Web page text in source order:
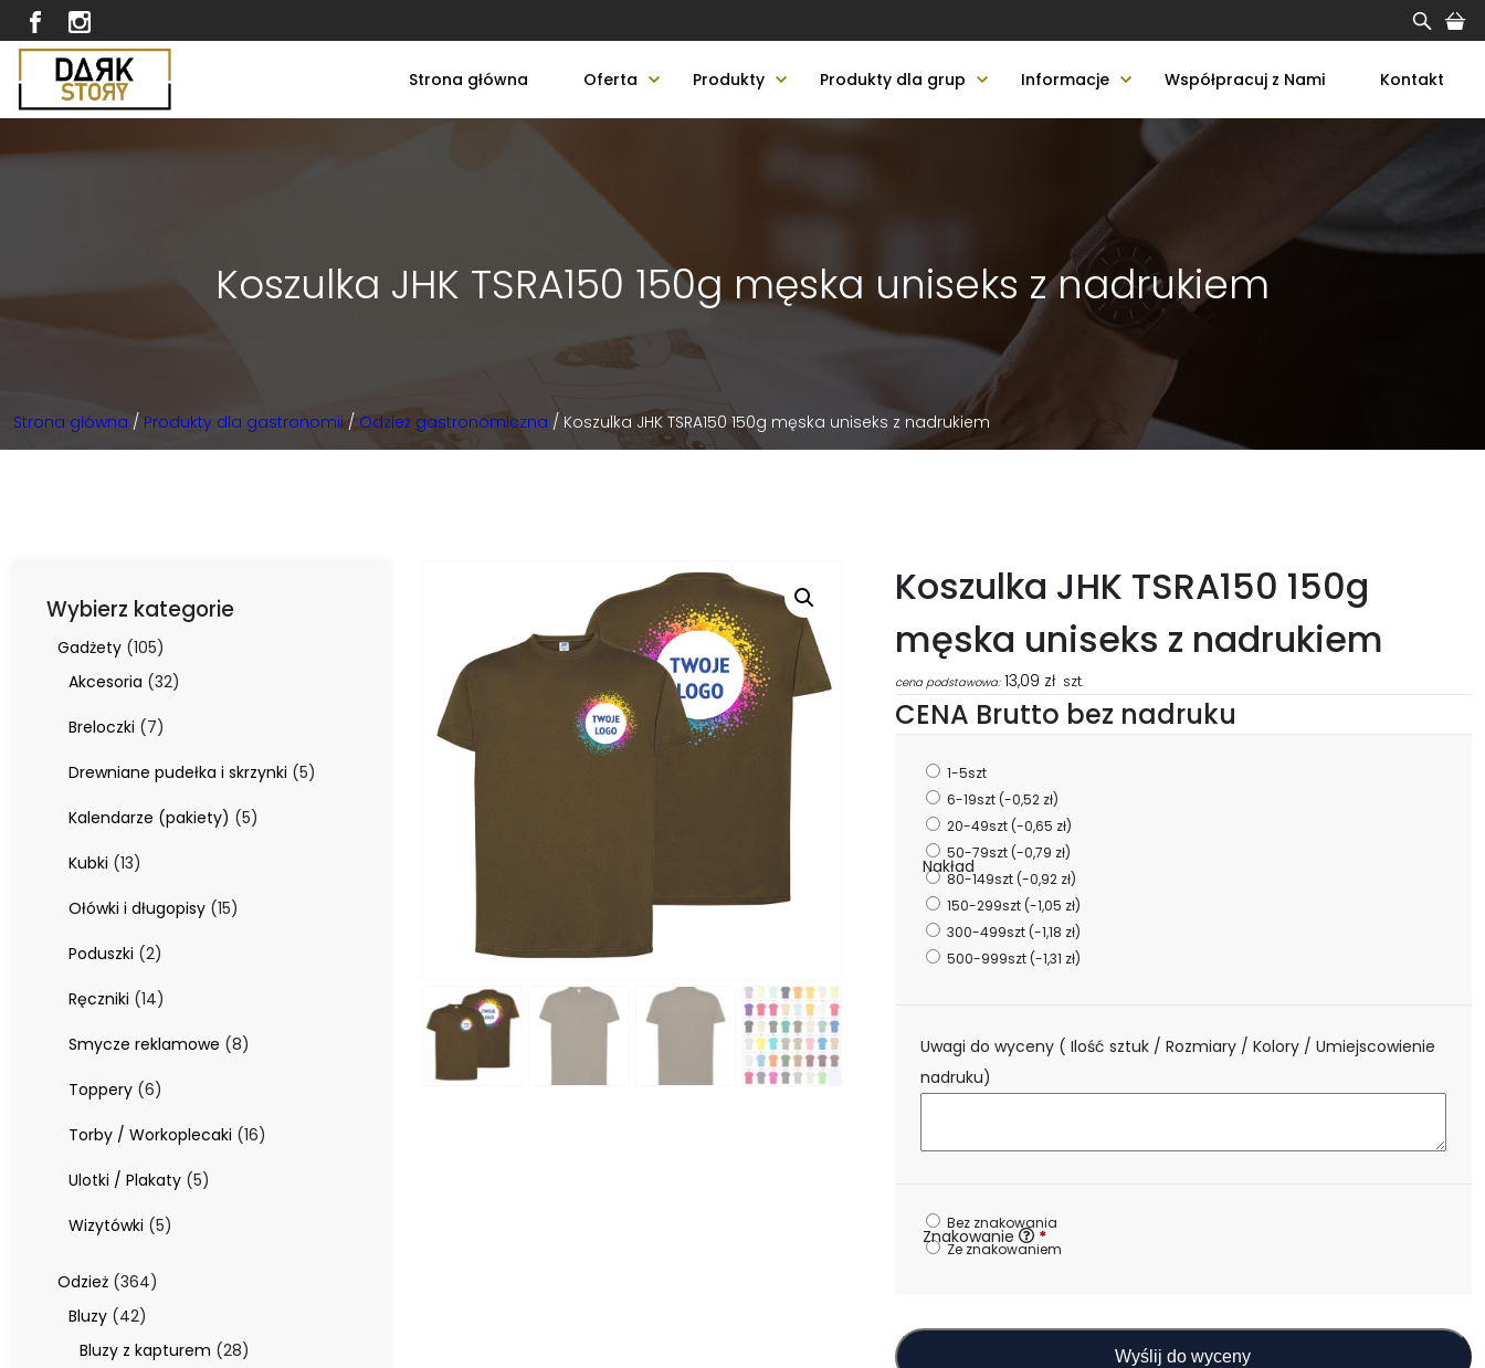
Strona główna Oferta Produkty Produkty dla grup Informacje Współpracuj z Nami Kontakt
Koszulka JHK TSRA150 150g męska uniseks z nadrukiem
Strona główna / Produkty dla gastronomii / Odzież gastronomiczna / Koszulka JHK TSRA150 150g męska uniseks z nadrukiem
Wybierz kategorie
Gadżety 105105
produktów
Akcesoria 3232
Breloczki
77
Drewniane pudełka i skrzynki 55
Kalendarze (pakiety)
55
Kubki 1313
Ołówki i długopisy 1515
Poduszki 22
Ręczniki 1414
Smycze reklamowe 88
Toppery 66
Torby / Workoplecaki 1616
Ulotki / Plakaty 55
Wizytówki 55
Odzież 364364
Bluzy 4242
Bluzy z kapturem 2828
Koszulka JHK TSRA150 150g
męska uniseks z nadrukiem
cena podstawowa: 13,09 zł szt.
CENA Brutto bez nadruku
Nakład
1-5szt
6-19szt(-0,52 zł)
20-49szt(-0,65 zł)
50-79szt(-0,79 zł)
80-149szt(-0,92 zł)
150-299szt(-1,05 zł)
300-499szt(-1,18 zł)
500-999szt(-1,31 zł)
Uwagi do wyceny ( Ilość sztuk / Rozmiary / Kolory / Umiejscowienie
nadruku)
Znakowanie *
Bez znakowania
Ze znakowaniem
Wyślij do wyceny